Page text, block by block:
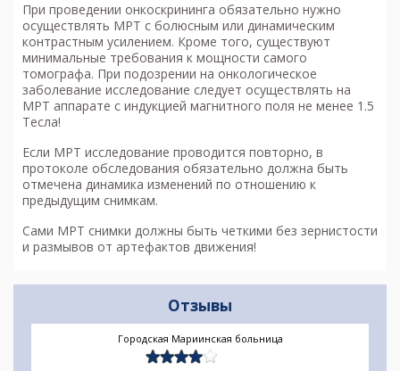
При проведении онкоскрининга обязательно нужно
осуществлять МРТ с болюсным или динамическим
контрастным усилением. Кроме того, существуют
минимальные требования к мощности самого
томографа. При подозрении на онкологическое
заболевание исследование следует осуществлять на
МРТ аппарате с индукцией магнитного поля не менее 1.5
Тесла!
Если МРТ исследование проводится повторно, в
протоколе обследования обязательно должна быть
отмечена динамика изменений по отношению к
предыдущим снимкам.
Сами МРТ снимки должны быть четкими без зернистости
и размывов от артефактов движения!
Отзывы
Городская Мариинская больница